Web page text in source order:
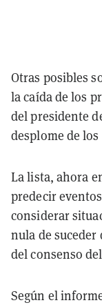
Otras posibles
la caída de los
del presidente
desplome de
La lista, ahora
predecir
considerar
nula de
del consenso
Según el